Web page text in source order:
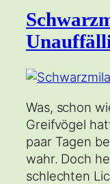
Was, schon
Greifvögel
paar Tagen
wahr. Doch
schlechten